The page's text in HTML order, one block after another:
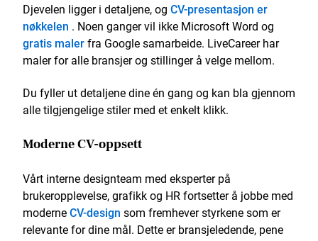
Djevelen ligger i detaljene, og CV-presentasjon er
nøkkelen . Noen ganger vil ikke Microsoft Word og
gratis malerfra Google samarbeide. LiveCareer har
maler for alle bransjer og stillinger å velge mellom.
Du fyller ut detaljene dine én gang og kan bla gjennom
alle tilgjengelige stiler med et enkelt klikk.
Moderne CV-oppsett
Vårt interne designteam med eksperter på
brukeropplevelse, grafikk og HR fortsetter å jobbe med
moderneCV-design som fremhever styrkene som er
relevante for dine mål. Dette er bransjeledende, pene